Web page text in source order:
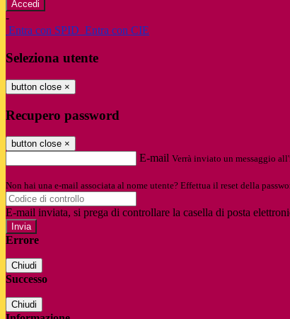
-
Entra con SPID Entra con CIE
Seleziona utente
button close ×
Recupero password
button close ×
E-mail Verrà inviato un messaggio
Non hai una e-mail associata al nome utente? Effettua il reset della
E-mail inviata, si prega di controllare la casella di posta
Errore
Chiudi
Successo
Chiudi